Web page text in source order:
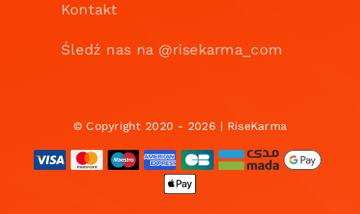
Kontakt
Śledź nas na @risekarma_com
© Copyright 2020 - 2026 | RiseKarma